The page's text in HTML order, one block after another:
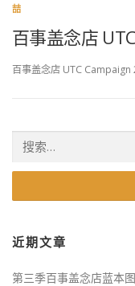
喆
百事盖念店
百事盖念店 UTC
搜索：
近期文章
第三季百事盖念店蓝本